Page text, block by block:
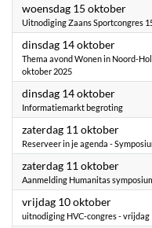
woensdag 15 oktober2025
Uitnodiging Zaans Sportcongres
dinsdag 14 oktober2025
Thema avond Wonen in Noord-
oktober 2025
dinsdag 14 oktober2025
Informatiemarkt begroting
zaterdag 11 oktober2025
Reserveer in je agenda -
zaterdag 11 oktober2025
Aanmelding Humanitas
vrijdag 10 oktober2025
uitnodiging HVC-congres - vrijdag